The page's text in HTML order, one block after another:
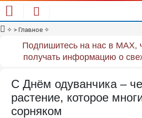
✧ > Главное ✧
Подпишитесь на нас в MAX,
получать информацию о
С Днём одуванчика –
растение, которое
сорняком